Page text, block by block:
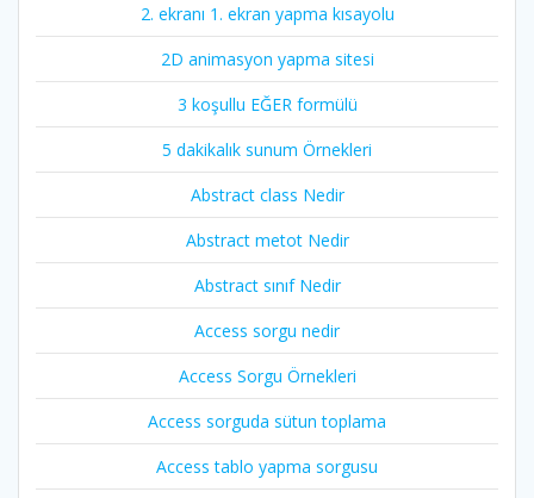
2. ekranı 1. ekran yapma kısayolu
2D animasyon yapma sitesi
3 koşullu EĞER formülü
5 dakikalık sunum Örnekleri
Abstract class Nedir
Abstract metot Nedir
Abstract sınıf Nedir
Access sorgu nedir
Access Sorgu Örnekleri
Access sorguda sütun toplama
Access tablo yapma sorgusu